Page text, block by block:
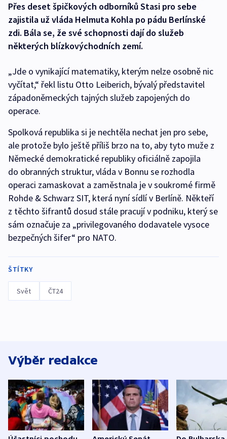
Přes deset špičkových odborníků Stasi pro sebe
zajistila už vláda Helmuta Kohla po pádu Berlínské
zdi. Bála se, že své schopnosti dají do služeb
některých blízkovýchodních zemí.
„Jde o vynikající matematiky, kterým nelze osobně nic
vyčítat,“ řekl listu Otto Leiberich, bývalý představitel
západoněmeckých tajných služeb zapojených do
operace.
Spolková republika si je nechtěla nechat jen pro sebe,
ale protože bylo ještě příliš brzo na to, aby tyto muže z
Německé demokratické republiky oficiálně zapojila
do obranných struktur, vláda v Bonnu se rozhodla
operaci zamaskovat a zaměstnala je v soukromé firmě
Rohde & Schwarz SIT, která nyní sídlí v Berlíně. Někteří
z těchto šifrantů dosud stále pracují v podniku, který se
sám označuje za „privilegovaného dodavatele vysoce
bezpečných šifer“ pro NATO.
ŠTÍTKY
Svět ČT24
Výběr redakce